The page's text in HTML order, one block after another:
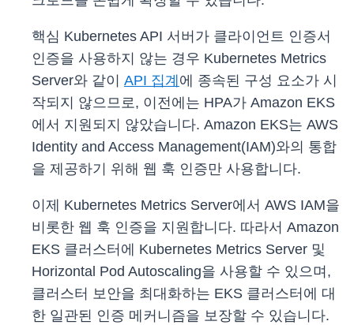
핵심 Kubernetes API 서버가 클라이언트 인증서
인증을 사용하지 않는 경우 Kubernetes Metrics
Server와 같이 API 집계 에 종속된 구성 요소가 시
작되지 않으므로, 이전에는 HPA가 Amazon EKS
에서 지원되지 않았습니다. Amazon EKS는 AWS
Identity and Access Management(IAM)와의 통합
을 제공하기 위해 웹 훅 인증만 사용합니다.
이제 Kubernetes Metrics Server에서 AWS IAM을
비롯한 웹 훅 인증을 지원합니다. 따라서 Amazon
EKS 클러스터에 Kubernetes Metrics Server 및
Horizontal Pod Autoscaling을 사용할 수 있으며,
클러스터 보안을 최대화하는 EKS 클러스터에 대
한 일관된 인증 메커니즘을 보장할 수 있습니다.